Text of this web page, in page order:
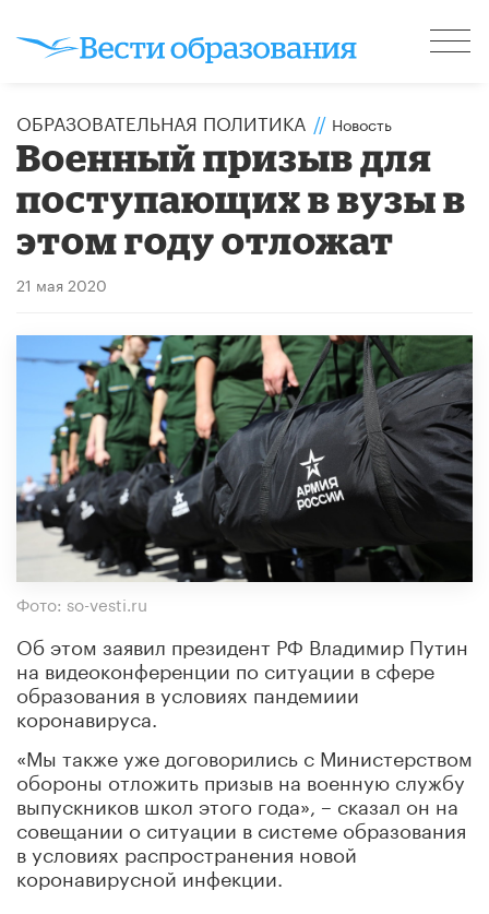
ОБРАЗОВАТЕЛЬНАЯ ПОЛИТИКА // Новость
Военный призыв для
поступающих в вузы в
этом году отложат
21 мая 2020
Фото: so-vesti.ru
Об этом заявил президент РФ Владимир Путин
на видеоконференции по ситуации в сфере
образования в условиях пандемиии
коронавируса.
«Мы также уже договорились с Министерством
обороны отложить призыв на военную службу
выпускников школ этого года», – сказал он на
совещании о ситуации в системе образования
в условиях распространения новой
коронавирусной инфекции.